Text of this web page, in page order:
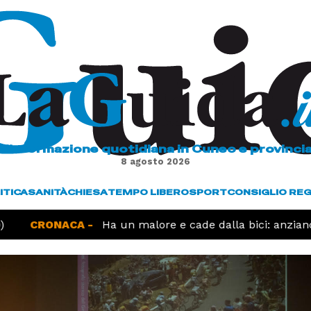
L'informazione quotidiana in Cuneo e
8 agosto 2026
SANITÀCHIESATEMPO LIBEROSPORTCONSIGLIO
CRONACA - Ha un malore e cade dalla bici: anziano